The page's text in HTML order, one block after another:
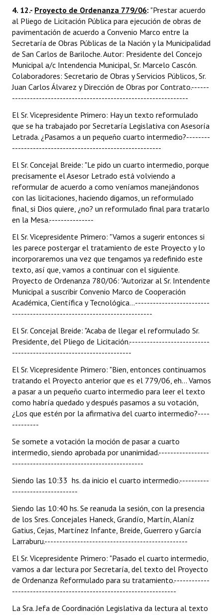
4. 12.- Proyecto de Ordenanza 779/06: "Prestar acuerdo
al Pliego de Licitación Pública para ejecución de obras de
pavimentación de acuerdo a Convenio Marco entre la
Secretaría de Obras Públicas de la Nación y la Municipalidad
de San Carlos de Bariloche. Autor: Presidente del Concejo
Municipal a/c Intendencia Municipal, Sr. Marcelo Cascón.
Colaboradores: Secretario de Obras y Servicios Públicos, Sr.
Juan Carlos Álvarez y Dirección de Obras por Contrato.------
-----------------------------------------------------------
El Sr. Vicepresidente Primero: Hay un texto reformulado
que se ha trabajado por Secretaría Legislativa con Asesoría
Letrada. ¿Pasamos a un pequeño cuarto intermedio?--------
--------------------------------------------------
El Sr. Concejal Breide: "Le pido un cuarto intermedio, porque
precisamente el Asesor Letrado está volviendo a
reformular de acuerdo a como veníamos manejándonos
con las licitaciones, haciendo digamos, un reformulado
final, si Dios quiere, ¿no? un reformulado final para tratarlo
en la Mesa.---------------
El Sr. Vicepresidente Primero: "Vamos a sugerir entonces si
les parece postergar el tratamiento de este Proyecto y lo
incorporaremos una vez que tengamos ya redefinido este
texto, así que, vamos a continuar con el siguiente.
Proyecto de Ordenanza 780/06: "Autorizar al Sr. Intendente
Municipal a suscribir Convenio Marco de Cooperación
Académica, Científica y Tecnológica...-------------------------
-----------------------------------------------
El Sr. Concejal Breide: "Acaba de llegar el reformulado Sr.
Presidente, del Pliego de Licitación.---------------------------
----------------------------------------
El Sr. Vicepresidente Primero: "Bien, entonces continuamos
tratando el Proyecto anterior que es el 779/06, eh... Vamos
a pasar a un pequeño cuarto intermedio para leer el texto
como habría quedado y después pasamos a su votación,
¿Los que estén por la afirmativa del cuarto intermedio?----
---------
Se somete a votación la moción de pasar a cuarto
intermedio, siendo aprobada por unanimidad.-----------------
--------------------------------------------
Siendo las 10:33 hs. da inicio el cuarto intermedio.----------
----------------------
Siendo las 10:40 hs. Se reanuda la sesión, con la presencia
de los Sres. Concejales Haneck, Grandío, Martín, Alaníz
Gatius, Cejas, Martínez Infante, Breide, Guerrero y García
Larraburu.------------------------------------------------
El Sr. Vicepresidente Primero: "Pasado el cuarto intermedio,
vamos a dar lectura por Secretaría, del texto del Proyecto
de Ordenanza Reformulado para su tratamiento.------------
-------------------------------------------------------
La Sra. Jefa de Coordinación Legislativa da lectura al texto